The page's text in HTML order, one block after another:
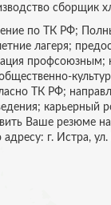
сборщик
по ТК РФ;
лагеря;
профсоюзным;
ТК РФ;
карьерный
Ваше резюме
адресу: г. Истра,